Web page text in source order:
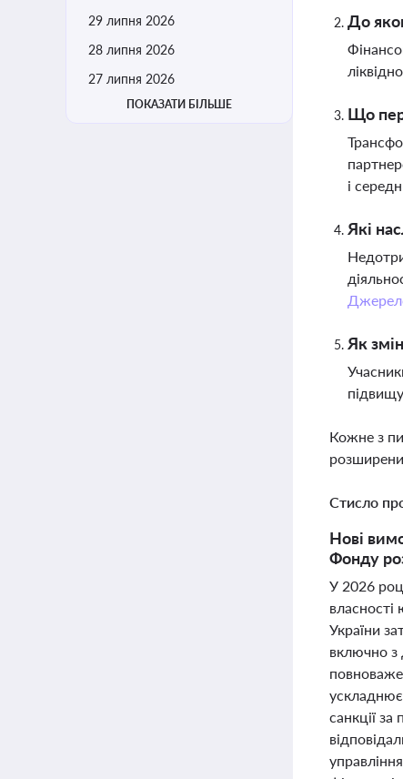
29 липня 2026
28 липня 2026
27 липня 2026
ПОКАЗАТИ БІЛЬШЕ
До
Що
і
Які
Як
Кожне з
Стисло
Нові
Фонду
У 2026
України
включно з
ускладнює
санкції